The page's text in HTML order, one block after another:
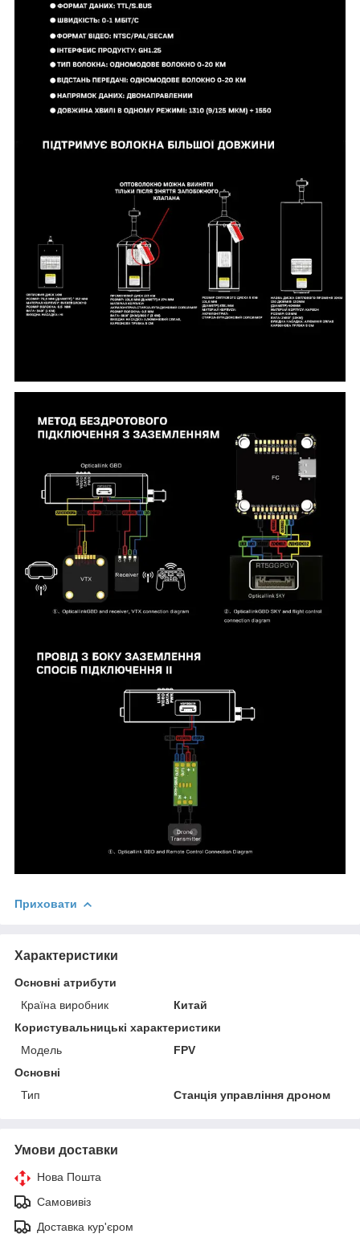
Приховати
Характеристики
Основні атрибути
Країна виробник
Китай
Користувальницькі характеристики
Мoдель
FPV
Основні
Тип
Станція управління дроном
Умови доставки
Нова Пошта
Самовивіз
Доставка кур'єром